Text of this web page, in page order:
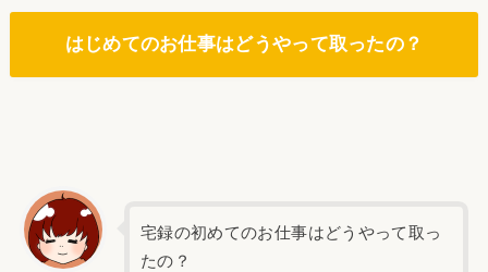
はじめてのお仕事はどうやって取ったの？
宅録の初めてのお仕事はどうやって取っ
たの？